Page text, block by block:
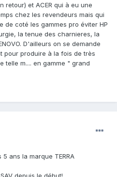
retour) et ACER qui à eu une
chez les revendeurs mais qui
de coté les gammes pro éviter HP
la tenue des charnieres, la
D'ailleurs on se demande
pour produire à la fois de très
telle m.... en gamme " grand
ans la marque TERRA